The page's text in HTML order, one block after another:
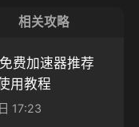
相关攻略
费加速器推荐
用教程
17:23